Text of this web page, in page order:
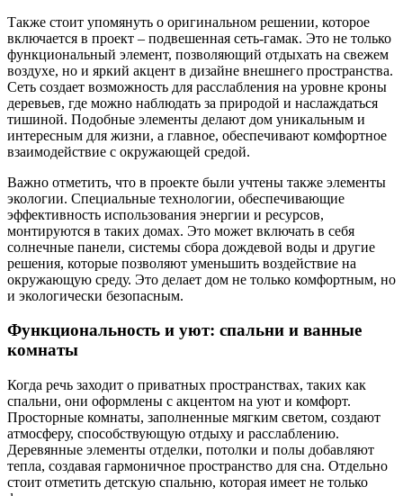
Также стоит упомянуть о оригинальном решении, которое
включается в проект – подвешенная сеть-гамак. Это не только
функциональный элемент, позволяющий отдыхать на свежем
воздухе, но и яркий акцент в дизайне внешнего пространства.
Сеть создает возможность для расслабления на уровне кроны
деревьев, где можно наблюдать за природой и наслаждаться
тишиной. Подобные элементы делают дом уникальным и
интересным для жизни, а главное, обеспечивают комфортное
взаимодействие с окружающей средой.
Важно отметить, что в проекте были учтены также элементы
экологии. Специальные технологии, обеспечивающие
эффективность использования энергии и ресурсов,
монтируются в таких домах. Это может включать в себя
солнечные панели, системы сбора дождевой воды и другие
решения, которые позволяют уменьшить воздействие на
окружающую среду. Это делает дом не только комфортным, но
и экологически безопасным.
Функциональность и уют: спальни и ванные
комнаты
Когда речь заходит о приватных пространствах, таких как
спальни, они оформлены с акцентом на уют и комфорт.
Просторные комнаты, заполненные мягким светом, создают
атмосферу, способствующую отдыху и расслаблению.
Деревянные элементы отделки, потолки и полы добавляют
тепла, создавая гармоничное пространство для сна. Отдельно
стоит отметить детскую спальню, которая имеет не только